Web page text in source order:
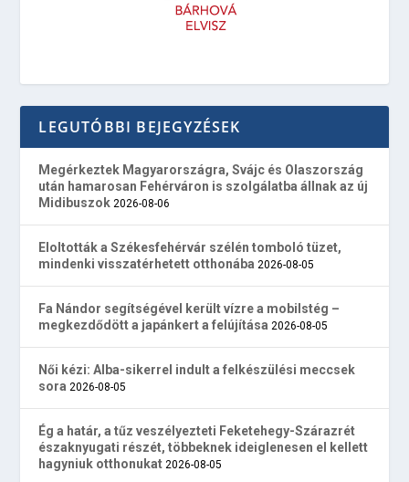
LEGUTÓBBI BEJEGYZÉSEK
Megérkeztek Magyarországra, Svájc és Olaszország
után hamarosan Fehérváron is szolgálatba állnak az új
Midibuszok 2026-08-06
Eloltották a Székesfehérvár szélén tomboló tüzet,
mindenki visszatérhetett otthonába 2026-08-05
Fa Nándor segítségével került vízre a mobilstég –
megkezdődött a japánkert a felújítása 2026-08-05
Női kézi: Alba-sikerrel indult a felkészülési meccsek
sora 2026-08-05
Ég a határ, a tűz veszélyezteti Feketehegy-Szárazrét
északnyugati részét, többeknek ideiglenesen el kellett
hagyniuk otthonukat 2026-08-05